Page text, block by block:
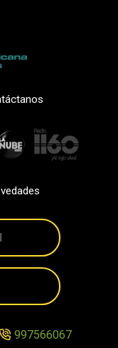
997566067